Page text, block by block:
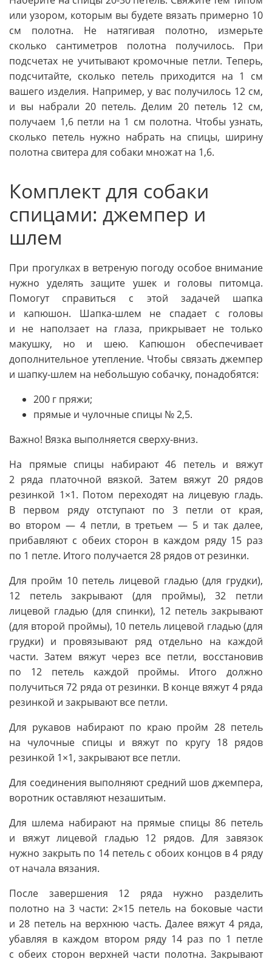
или узором, которым вы будете вязать примерно 10
см полотна. Не натягивая полотно, измерьте
сколько сантиметров полотна получилось. При
подсчетах не учитывают кромочные петли. Теперь,
подсчитайте, сколько петель приходится на 1 см
вашего изделия. Например, у вас получилось 12 см,
и вы набрали 20 петель. Делим 20 петель 12 см,
получаем 1,6 петли на 1 см полотна. Чтобы узнать,
сколько петель нужно набрать на спицы, ширину
полотна свитера для собаки множат на 1,6.
Комплект для собаки
спицами: джемпер и
шлем
При прогулках в ветреную погоду особое внимание
нужно уделять защите ушек и головы питомца.
Помогут справиться с этой задачей шапка
и капюшон. Шапка-шлем не спадает с головы
и не наползает на глаза, прикрывает не только
макушку, но и шею. Капюшон обеспечивает
дополнительное утепление. Чтобы связать джемпер
и шапку-шлем на небольшую собачку, понадобятся:
200 г пряжи;
прямые и чулочные спицы № 2,5.
Важно! Вязка выполняется сверху-вниз.
На прямые спицы набирают 46 петель и вяжут
2 ряда платочной вязкой. Затем вяжут 20 рядов
резинкой 1×1. Потом переходят на лицевую гладь.
В первом ряду отступают по 3 петли от края,
во втором — 4 петли, в третьем — 5 и так далее,
прибавляют с обеих сторон в каждом ряду 15 раз
по 1 петле. Итого получается 28 рядов от резинки.
Для пройм 10 петель лицевой гладью (для грудки),
12 петель закрывают (для проймы), 32 петли
лицевой гладью (для спинки), 12 петель закрывают
(для второй проймы), 10 петель лицевой гладью (для
грудки) и провязывают ряд отдельно на каждой
части. Затем вяжут через все петли, восстановив
по 12 петель каждой проймы. Итого должно
получиться 72 ряда от резинки. В конце вяжут 4 ряда
резинкой и закрывают все петли.
Для рукавов набирают по краю пройм 28 петель
на чулочные спицы и вяжут по кругу 18 рядов
резинкой 1×1, закрывают все петли.
Для соединения выполняют средний шов джемпера,
воротник оставляют незашитым.
Для шлема набирают на прямые спицы 86 петель
и вяжут лицевой гладью 12 рядов. Для завязок
нужно закрыть по 14 петель с обоих концов в 4 ряду
от начала вязания.
После завершения 12 ряда нужно разделить
полотно на 3 части: 2×15 петель на боковые части
и 28 петель на верхнюю часть. Далее вяжут 4 ряда,
убавляя в каждом втором ряду 14 раз по 1 петле
с обеих сторон верхней части полотна. Закрывают